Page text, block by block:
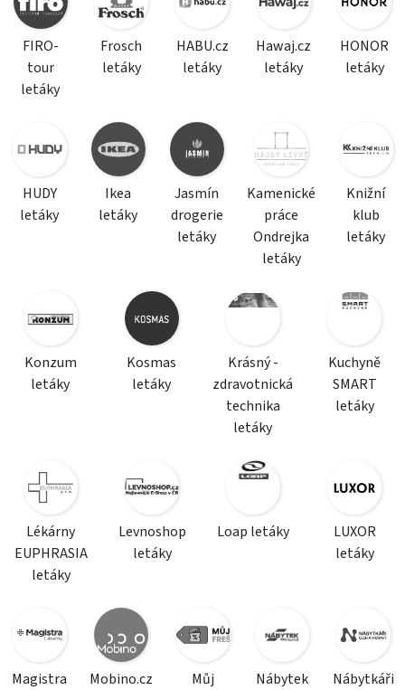
FIRO-
tour
letáky
Frosch
letáky
HABU.cz
letáky
Hawaj.cz
letáky
HONOR
letáky
HUDY
letáky
Ikea
letáky
Jasmín
drogerie
letáky
Kamenické
práce
Ondrejka
letáky
Knižní
klub
letáky
Konzum
letáky
Kosmas
letáky
Krásný -
zdravotnická
technika
letáky
Kuchyně
SMART
letáky
Lékárny
EUPHRASIA
letáky
Levnoshop
letáky
Loap letáky
LUXOR
letáky
Magistra
Mobino.cz
Můj
Nábytek
Nábytkáři